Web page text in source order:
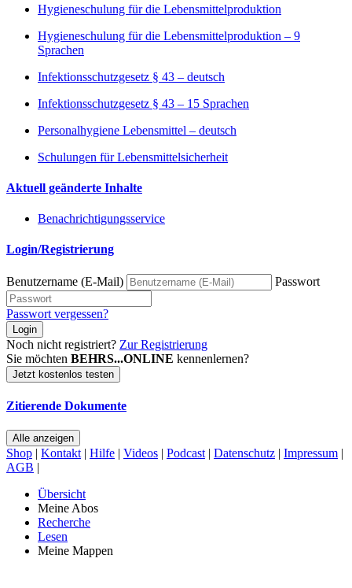
Hygieneschulung für die Lebensmittelproduktion
Hygieneschulung für die Lebensmittelproduktion – 9
Sprachen
Infektionsschutzgesetz § 43 – deutsch
Infektionsschutzgesetz § 43 – 15 Sprachen
Personalhygiene Lebensmittel – deutsch
Schulungen für Lebensmittelsicherheit
Aktuell geänderte Inhalte
Benachrichtigungsservice
Login/Registrierung
Benutzername (E-Mail) Passwort
Passwort vergessen?
Login
Noch nicht registriert? Zur Registrierung
Sie möchten BEHRS...ONLINE kennenlernen?
Jetzt kostenlos testen
Zitierende Dokumente
Alle anzeigen
Shop | Kontakt | Hilfe | Videos | Podcast | Datenschutz | Impressum |
AGB |
Übersicht
Meine Abos
Recherche
Lesen
Meine Mappen